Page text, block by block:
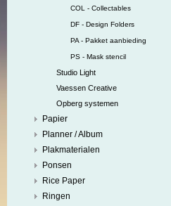
COL - Collectables
DF - Design Folders
PA - Pakket aanbieding
PS - Mask stencil
Studio Light
Vaessen Creative
Opberg systemen
Papier
Planner / Album
Plakmaterialen
Ponsen
Rice Paper
Ringen